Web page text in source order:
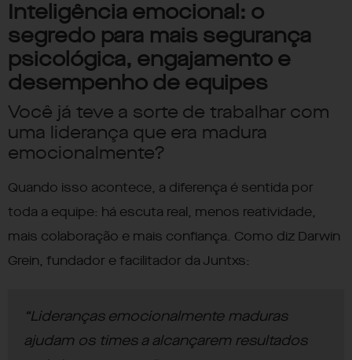
Inteligência emocional: o
segredo para mais segurança
psicológica, engajamento e
desempenho de equipes
Você já teve a sorte de trabalhar com
uma liderança que era madura
emocionalmente?
Quando isso acontece, a diferença é sentida por
toda a equipe: há escuta real, menos reatividade,
mais colaboração e mais confiança. Como diz Darwin
Grein, fundador e facilitador da Juntxs:
“Lideranças emocionalmente maduras
ajudam os times a alcançarem resultados